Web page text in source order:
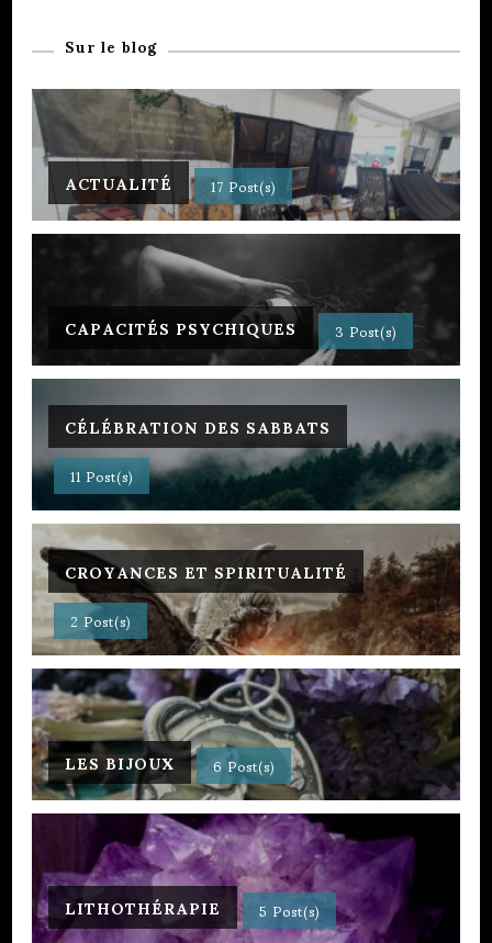
Sur le blog
ACTUALITÉ 17 Post(s)
CAPACITÉS PSYCHIQUES 3 Post(s)
CÉLÉBRATION DES SABBATS
11 Post(s)
CROYANCES ET SPIRITUALITÉ
2 Post(s)
LES BIJOUX 6 Post(s)
LITHOTHÉRAPIE 5 Post(s)